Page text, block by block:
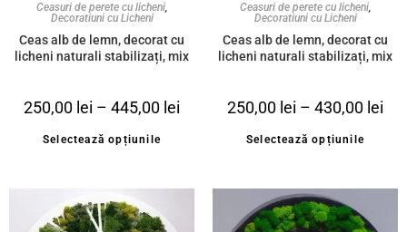
Ceasuri de perete cu licheni,
Decoratiuni cu Licheni
Ceas alb de lemn, decorat cu
licheni naturali stabilizați, mix
rămâne!”
250,00 lei – 445,00 lei
Selectează opțiunile
Ceasuri de perete cu licheni,
Decoratiuni cu Licheni
Ceas alb de lemn, decorat cu
licheni naturali stabilizați, mix
născută din iubire”
250,00 lei – 430,00 lei
Selectează opțiunile